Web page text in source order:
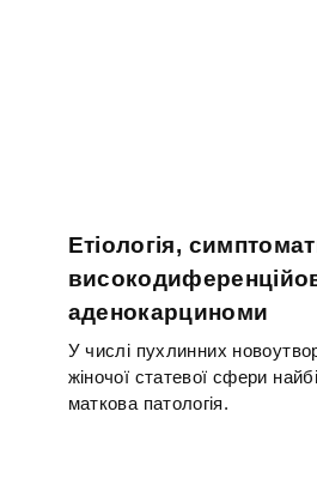
Етіологія,
аденокарциноми
У числі пухлинних
жіночої статевої сфери
маткова патологія.